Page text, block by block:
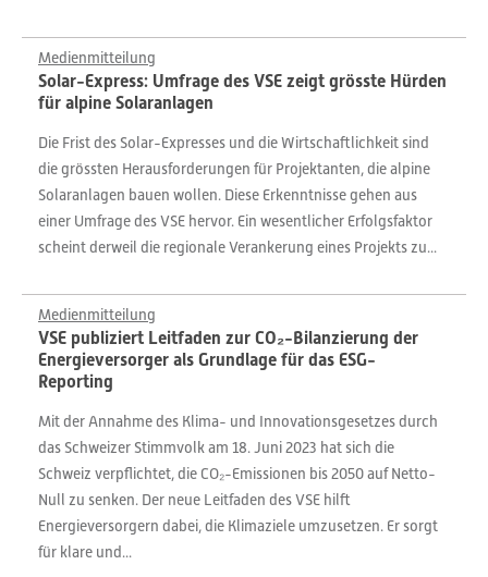
Medienmitteilung
Solar-Express: Umfrage des VSE zeigt grösste Hürden
für alpine Solaranlagen
Die Frist des Solar-Expresses und die Wirtschaftlichkeit sind
die grössten Herausforderungen für Projektanten, die alpine
Solaranlagen bauen wollen. Diese Erkenntnisse gehen aus
einer Umfrage des VSE hervor. Ein wesentlicher Erfolgsfaktor
scheint derweil die regionale Verankerung eines Projekts zu...
Medienmitteilung
VSE publiziert Leitfaden zur CO₂-Bilanzierung der
Energieversorger als Grundlage für das ESG-
Reporting
Mit der Annahme des Klima- und Innovationsgesetzes durch
das Schweizer Stimmvolk am 18. Juni 2023 hat sich die
Schweiz verpflichtet, die CO₂-Emissionen bis 2050 auf Netto-
Null zu senken. Der neue Leitfaden des VSE hilft
Energieversorgern dabei, die Klimaziele umzusetzen. Er sorgt
für klare und...